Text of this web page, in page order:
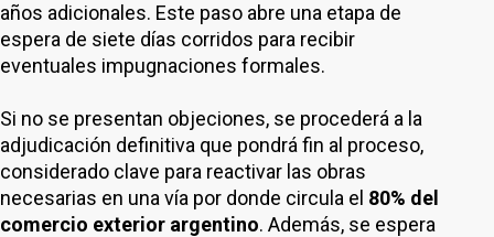
años adicionales. Este paso abre una etapa de
espera de siete días corridos para recibir
eventuales impugnaciones formales.
Si no se presentan objeciones, se procederá a la
adjudicación definitiva que pondrá fin al proceso,
considerado clave para reactivar las obras
necesarias en una vía por donde circula el 80% del
comercio exterior argentino. Además, se espera